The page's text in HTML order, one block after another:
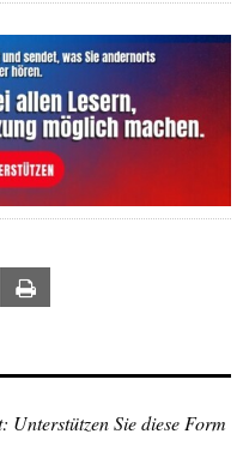
Email
Unterstützen Sie diese Form